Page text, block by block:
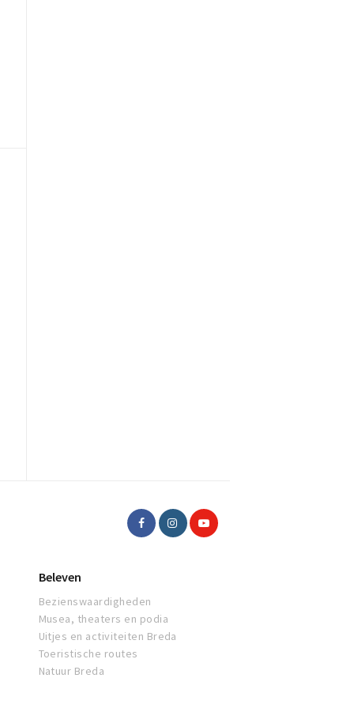
Beleven
Bezienswaardigheden
Musea, theaters en podia
Uitjes en activiteiten Breda
Toeristische routes
Natuur Breda